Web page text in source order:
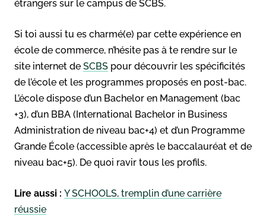
étrangers sur le campus de SCBS.
Si toi aussi tu es charmé(e) par cette expérience en
école de commerce, n’hésite pas à te rendre sur le
site internet de SCBS pour découvrir les spécificités
de l’école et les programmes proposés en post-bac.
L’école dispose d’un Bachelor en Management (bac
+3), d’un BBA (International Bachelor in Business
Administration de niveau bac+4) et d’un Programme
Grande École (accessible après le baccalauréat et de
niveau bac+5). De quoi ravir tous les profils.
Lire aussi : Y SCHOOLS, tremplin d’une carrière
réussie